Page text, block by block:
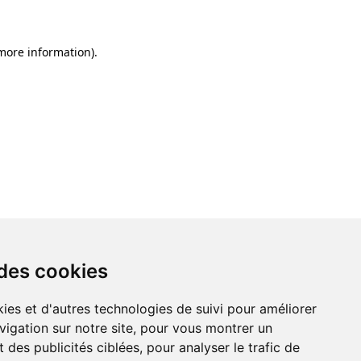
cookies
et d'autres technologies de suivi pour améliorer
sur notre site, pour vous montrer un
des publicités ciblées, pour analyser le trafic de
information).